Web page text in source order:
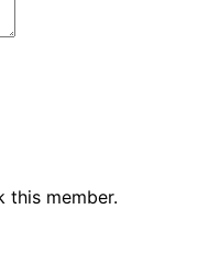
this member.